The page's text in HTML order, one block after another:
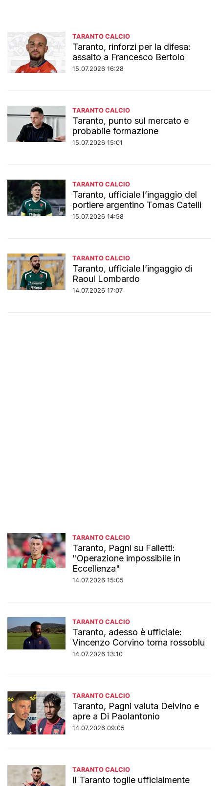
TARANTO CALCIO
Taranto, rinforzi per la difesa:
assalto a Francesco Bertolo
15.07.2026 16:28
TARANTO CALCIO
Taranto, punto sul mercato e
probabile formazione
15.07.2026 15:01
TARANTO CALCIO
Taranto, ufficiale l’ingaggio del
portiere argentino Tomas Catelli
15.07.2026 14:58
TARANTO CALCIO
Taranto, ufficiale l’ingaggio di
Raoul Lombardo
14.07.2026 17:07
TARANTO CALCIO
Taranto, Pagni su Falletti:
"Operazione impossibile in
Eccellenza"
14.07.2026 15:05
TARANTO CALCIO
Taranto, adesso è ufficiale:
Vincenzo Corvino torna rossoblu
14.07.2026 13:10
TARANTO CALCIO
Taranto, Pagni valuta Delvino e
apre a Di Paolantonio
14.07.2026 09:05
TARANTO CALCIO
Il Taranto toglie ufficialmente